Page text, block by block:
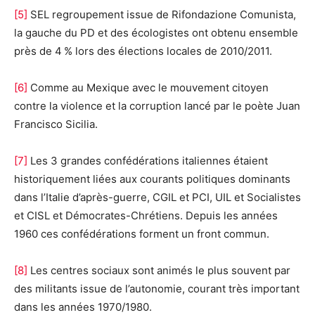
[5] SEL regroupement issue de Rifondazione Comunista,
la gauche du PD et des écologistes ont obtenu ensemble
près de 4 % lors des élections locales de 2010/2011.
[6] Comme au Mexique avec le mouvement citoyen
contre la violence et la corruption lancé par le poète Juan
Francisco Sicilia.
[7] Les 3 grandes confédérations italiennes étaient
historiquement liées aux courants politiques dominants
dans l’Italie d’après-guerre, CGIL et PCI, UIL et Socialistes
et CISL et Démocrates-Chrétiens. Depuis les années
1960 ces confédérations forment un front commun.
[8] Les centres sociaux sont animés le plus souvent par
des militants issue de l’autonomie, courant très important
dans les années 1970/1980.